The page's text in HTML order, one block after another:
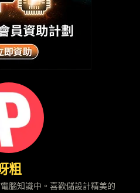
粗
腦知識中。喜歡儲設計精美的